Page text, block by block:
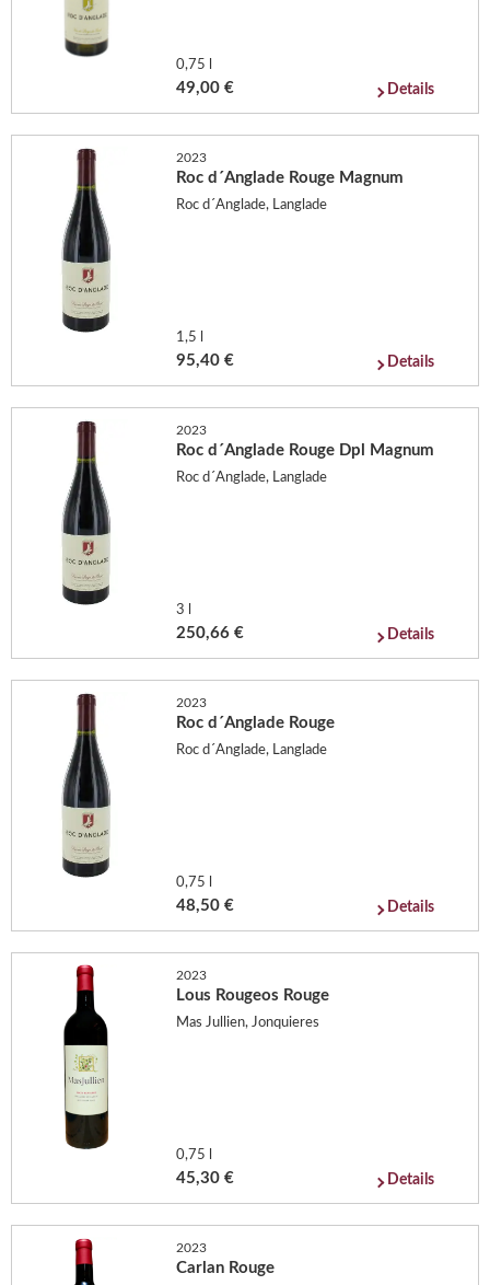
0,75 l
49,00 € Details
2023
Roc d´Anglade Rouge Magnum
Roc d´Anglade, Langlade
1,5 l
95,40 € Details
2023
Roc d´Anglade Rouge Dpl Magnum
Roc d´Anglade, Langlade
3 l
250,66 € Details
2023
Roc d´Anglade Rouge
Roc d´Anglade, Langlade
0,75 l
48,50 € Details
2023
Lous Rougeos Rouge
Mas Jullien, Jonquieres
0,75 l
45,30 € Details
2023
Carlan Rouge